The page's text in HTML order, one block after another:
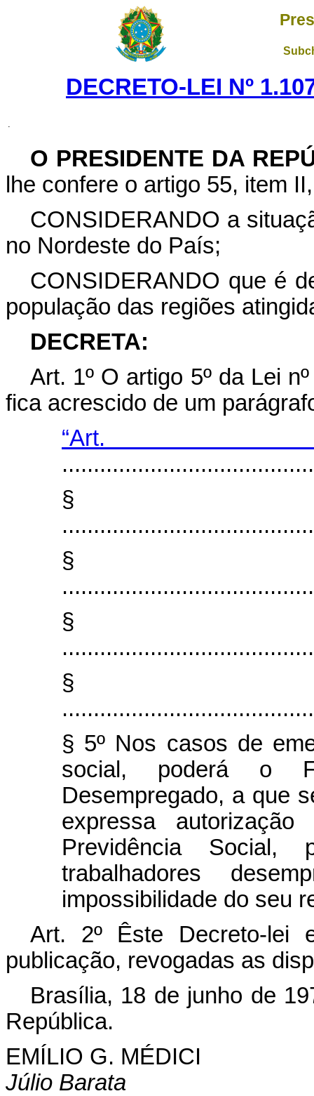
DECRETO-LEI Nº
.
O PRESIDENTE DA
lhe confere o artigo 55, item
CONSIDERANDO a
no Nordeste do País;
CONSIDERANDO que é
população das regiões
DECRETA:
Art. 1º O artigo 5º da Lei
fica acrescido de um
§
§
§
§
§ 5º Nos casos de
social, poderá o
Desempregado, a que
expressa
Previdência Social,
trabalhadores
impossibilidade do seu
Art. 2º Êste Decreto-lei
publicação, revogadas as
Brasília, 18 de junho de
República.
EMÍLIO G. MÉDICI
Júlio Barata